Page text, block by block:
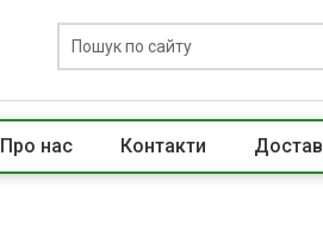
Про нас Контакти